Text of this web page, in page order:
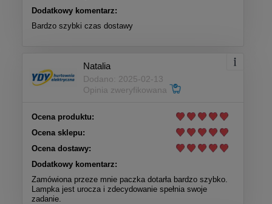
Dodatkowy komentarz:
Bardzo szybki czas dostawy
Natalia
Dodano: 2025-02-13
Opinia zweryfikowana
Ocena produktu:
Ocena sklepu:
Ocena dostawy:
Dodatkowy komentarz:
Zamówiona przeze mnie paczka dotarła bardzo szybko.
Lampka jest urocza i zdecydowanie spełnia swoje
zadanie.